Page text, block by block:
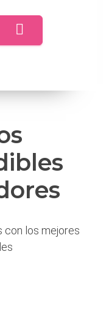
con los mejores